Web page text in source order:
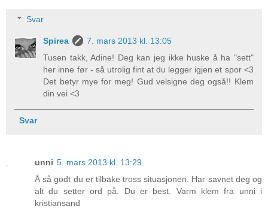
Svar
Spirea
7. mars 2013 kl. 13:05
Tusen takk, Adine! Deg kan jeg ikke huske å ha "sett"
her inne før - så utrolig fint at du legger igjen et spor <3
Det betyr mye for meg! Gud velsigne deg også!! Klem
din vei <3
Svar
unni 5. mars 2013 kl. 13:29
Å så godt du er tilbake tross situasjonen. Har savnet deg og
alt du setter ord på. Du er best. Varm klem fra unni i
kristiansand